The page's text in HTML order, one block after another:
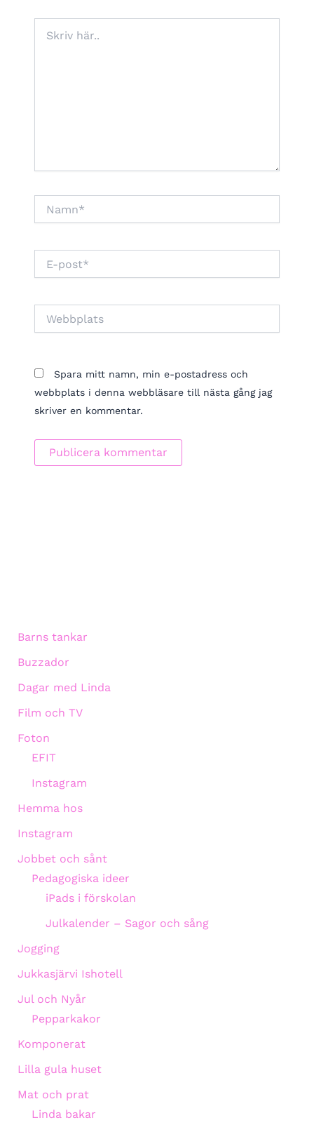
här..
post*
Spara mitt namn, min e-postadress och
webbplats i denna webbläsare till nästa gång jag
skriver en kommentar.
Barns tankar
Buzzador
Dagar med Linda
Film och TV
Foton
EFIT
Instagram
Hemma hos
Instagram
Jobbet och sånt
Pedagogiska ideer
iPads i förskolan
Julkalender – Sagor och sång
Jogging
Jukkasjärvi Ishotell
Jul och Nyår
Pepparkakor
Komponerat
Lilla gula huset
Mat och prat
Linda bakar